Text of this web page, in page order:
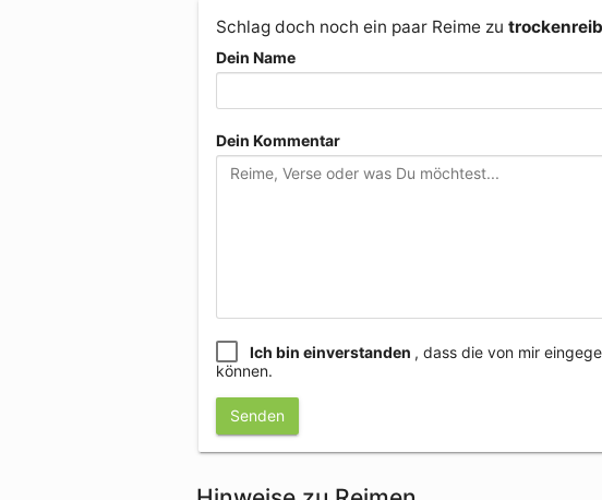
Schlag doch noch ein paar Reime zu
Dein Name
Dein Kommentar
Ich bin einverstanden , dass die von mir
können.
Senden